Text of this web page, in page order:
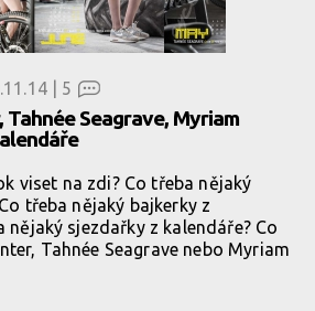
| 5
Tahnée Seagrave, Myriam
viset na zdi? Co třeba nějaký
třeba nějaký bajkerky z
nějaký sjezdařky z kalendáře? Co
Tahnée Seagrave nebo Myriam